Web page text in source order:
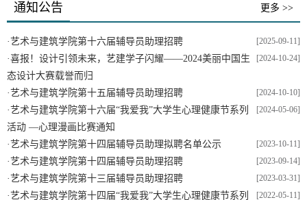
通知公告 更多 >>
[2025-09-11]
·艺术与建筑学院第十六届辅导员助理招聘
[2024-10-24]
·喜报！设计引领未来，艺建学子闪耀——2024美丽中国生
态设计大赛载誉而归
[2024-10-10]
·艺术与建筑学院第十五届辅导员助理招聘
[2024-05-06]
·艺术与建筑学院第十六届“我爱我”大学生心理健康节系列
活动 —心理漫画比赛通知
[2023-10-11]
·艺术与建筑学院第十四届辅导员助理拟聘名单公示
[2023-09-14]
·艺术与建筑学院第十四届辅导员助理招聘
[2023-03-31]
·艺术与建筑学院第十三届辅导员助理招聘
[2022-05-11]
·艺术与建筑学院第十四届“我爱我”大学生心理健康节系列